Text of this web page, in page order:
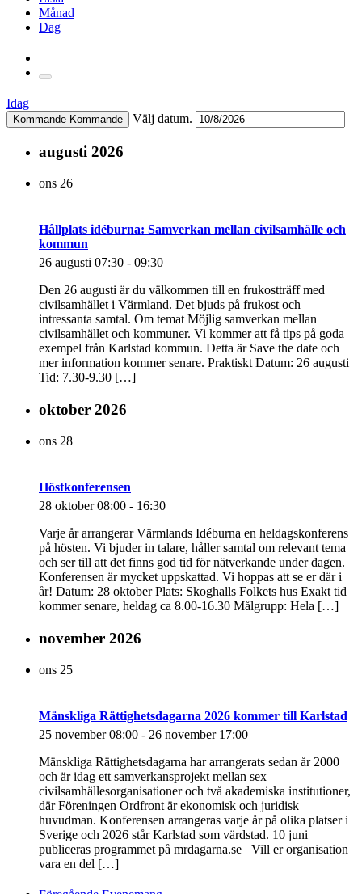
Månad
Dag
Idag
Kommande Kommande Välj datum.
augusti 2026
ons 26
Hållplats idéburna: Samverkan mellan civilsamhälle och
kommun
26 augusti 07:30 - 09:30
Den 26 augusti är du välkommen till en frukostträff med
civilsamhället i Värmland. Det bjuds på frukost och
intressanta samtal. Om temat Möjlig samverkan mellan
civilsamhället och kommuner. Vi kommer att få tips på goda
exempel från Karlstad kommun. Detta är Save the date och
mer information kommer senare. Praktiskt Datum: 26 augusti
Tid: 7.30-9.30 […]
oktober 2026
ons 28
Höstkonferensen
28 oktober 08:00 - 16:30
Varje år arrangerar Värmlands Idéburna en heldagskonferens
på hösten. Vi bjuder in talare, håller samtal om relevant tema
och ser till att det finns god tid för nätverkande under dagen.
Konferensen är mycket uppskattad. Vi hoppas att se er där i
år! Datum: 28 oktober Plats: Skoghalls Folkets hus Exakt tid
kommer senare, heldag ca 8.00-16.30 Målgrupp: Hela […]
november 2026
ons 25
Mänskliga Rättighetsdagarna 2026 kommer till Karlstad
25 november 08:00 - 26 november 17:00
Mänskliga Rättighetsdagarna har arrangerats sedan år 2000
och är idag ett samverkansprojekt mellan sex
civilsamhällesorganisationer och två akademiska institutioner,
där Föreningen Ordfront är ekonomisk och juridisk
huvudman. Konferensen arrangeras varje år på olika platser i
Sverige och 2026 står Karlstad som värdstad. 10 juni
publiceras programmet på mrdagarna.se Vill er organisation
vara en del […]